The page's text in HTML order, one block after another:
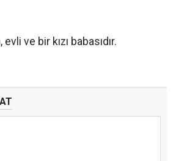
ve bir kızı babasıdır.